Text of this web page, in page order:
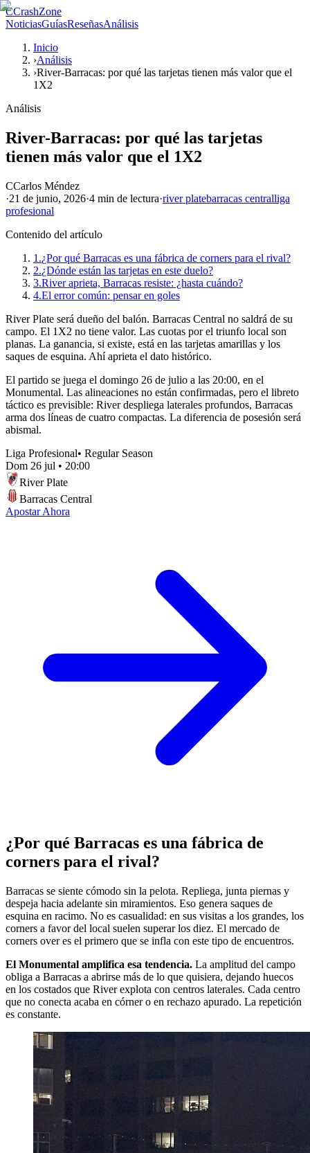
CCrashZone
NoticiasGuíasReseñasAnálisis
Inicio
›Análisis
›River-Barracas: por qué las tarjetas tienen más valor que el
1X2
Análisis
River-Barracas: por qué las tarjetas
tienen más valor que el 1X2
CCarlos Méndez
·21 de junio, 2026·4 min de lectura·river platebarracas centralliga
profesional
Contenido del artículo
1.¿Por qué Barracas es una fábrica de corners para el rival?
2.¿Dónde están las tarjetas en este duelo?
3.River aprieta, Barracas resiste: ¿hasta cuándo?
4.El error común: pensar en goles
River Plate será dueño del balón. Barracas Central no saldrá de su
campo. El 1X2 no tiene valor. Las cuotas por el triunfo local son
planas. La ganancia, si existe, está en las tarjetas amarillas y los
saques de esquina. Ahí aprieta el dato histórico.
El partido se juega el domingo 26 de julio a las 20:00, en el
Monumental. Las alineaciones no están confirmadas, pero el libreto
táctico es previsible: River despliega laterales profundos, Barracas
arma dos líneas de cuatro compactas. La diferencia de posesión será
abismal.
Liga Profesional• Regular Season
Dom 26 jul • 20:00
River Plate
Barracas Central
Apostar Ahora
¿Por qué Barracas es una fábrica de
corners para el rival?
Barracas se siente cómodo sin la pelota. Repliega, junta piernas y
despeja hacia adelante sin miramientos. Eso genera saques de
esquina en racimo. No es casualidad: en sus visitas a los grandes, los
corners a favor del local suelen superar los diez. El mercado de
corners over es el primero que se infla con este tipo de encuentros.
El Monumental amplifica esa tendencia. La amplitud del campo
obliga a Barracas a abrirse más de lo que quisiera, dejando huecos
en los costados que River explota con centros laterales. Cada centro
que no conecta acaba en córner o en rechazo apurado. La repetición
es constante.